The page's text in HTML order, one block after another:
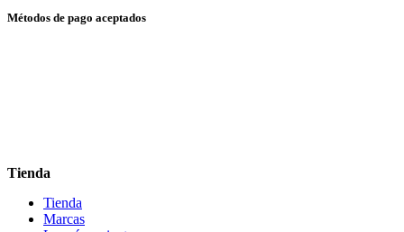
Métodos de pago aceptados
Tienda
Tienda
Marcas